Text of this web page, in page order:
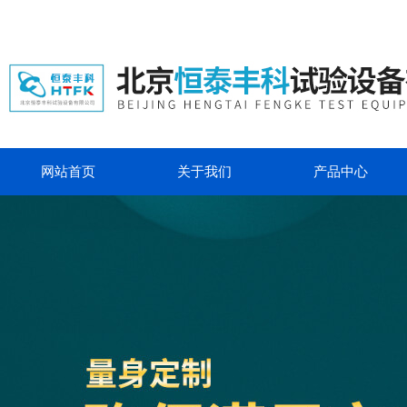
网站首页 关于我们 产品中心